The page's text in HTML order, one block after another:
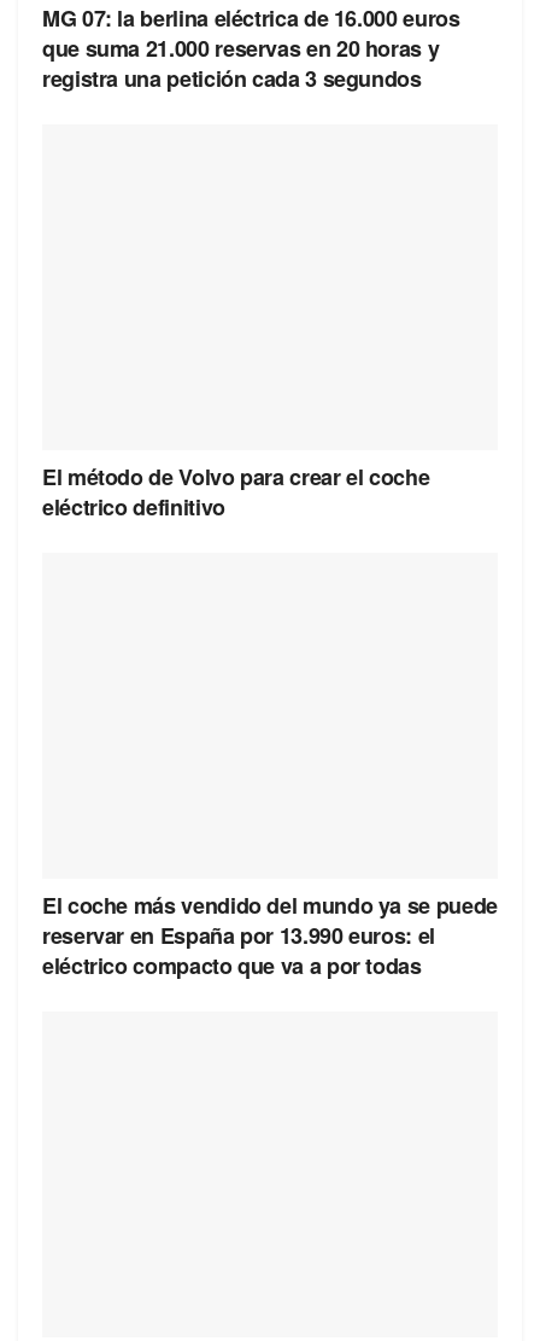
MG 07: la berlina eléctrica de 16.000 euros
que suma 21.000 reservas en 20 horas y
registra una petición cada 3 segundos
El método de Volvo para crear el coche
eléctrico definitivo
El coche más vendido del mundo ya se puede
reservar en España por 13.990 euros: el
eléctrico compacto que va a por todas